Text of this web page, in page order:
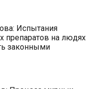
Испытания
препаратов на людях
законными